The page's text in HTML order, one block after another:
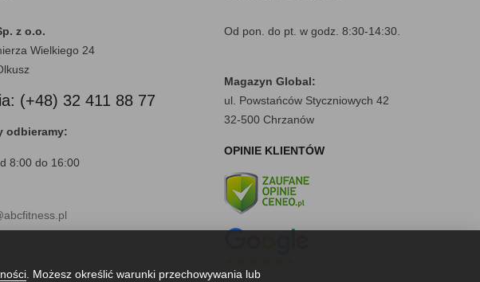
z o.o.
Wielkiego 24
(+48) 32 411 88 77
odbieramy:
8:00 do 16:00
Od pon. do pt. w godz. 8:30-14:30.
Magazyn Global:
ul. Powstańców Styczniowych 42
32-500 Chrzanów
OPINIE KLIENTÓW
. Możesz określić warunki przechowywania lub